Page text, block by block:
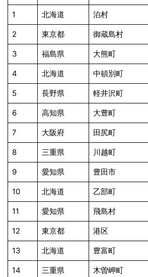
1 北海道 泊村
2 東京都 御蔵島村
3 福島県 大熊町
4 北海道 中頓別町
5 長野県 軽井沢町
6 高知県 大豊町
7 大阪府 田尻町
8 三重県 川越町
9 愛知県 豊田市
10 北海道 乙部町
11 愛知県 飛島村
12 東京都 港区
13 北海道 豊富町
14 三重県 木曽岬町